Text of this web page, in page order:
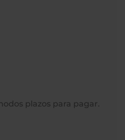
plazos para pagar.